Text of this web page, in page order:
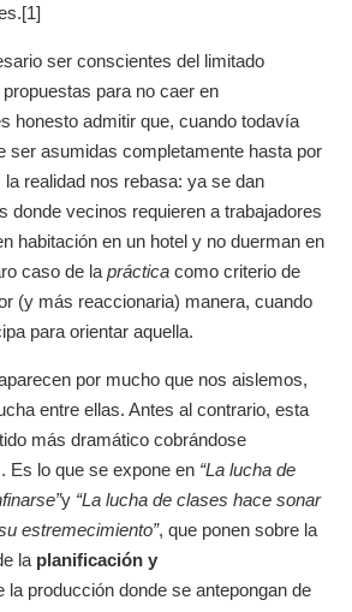
ser conscientes del limitado
para no caer en
honesto admitir que, cuando todavía
ser asumidas completamente hasta por
la realidad nos rebasa: ya se dan
donde vecinos requieren a trabajadores
habitación en un hotel y no duerman en
caso de la prácticacomo criterio de
(y más reaccionaria) manera, cuando
para orientar aquella.
por mucho que nos aislemos,
entre ellas. Antes al contrario, esta
más dramático cobrándose
Es lo que se expone en “La lucha de
y “La lucha de clases hace sonar
estremecimiento”, que ponen sobre la
la planificación y
la producción donde se antepongan de